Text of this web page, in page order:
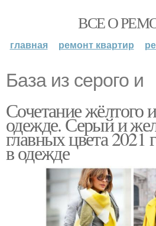
ВСЕ О
главная ремонт квартир
База из серого и
Сочетание жёлтого
одежде. Серый и
главных цвета 2021
в одежде